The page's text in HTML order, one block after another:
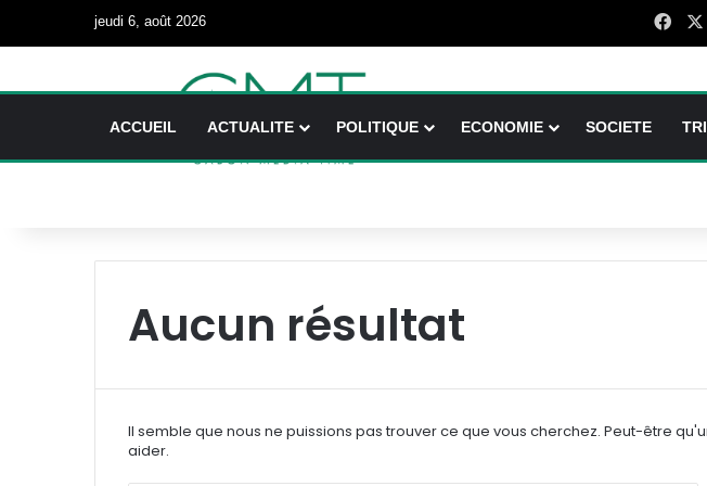
jeudi 6, août 2026
ACCUEIL ACTUALITE POLITIQUE ECONOMIE SOCIETE
Aucun résultat
Il semble que nous ne puissions pas trouver ce que vous cherchez. Peut-être
aider.